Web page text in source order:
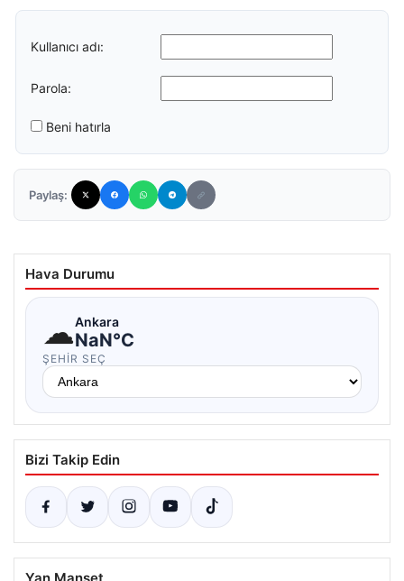
Kullanıcı adı:
Parola:
Beni hatırla
Paylaş:
Hava Durumu
☁Ankara
NaN°C
ŞEHIR SEÇ
Bizi Takip Edin